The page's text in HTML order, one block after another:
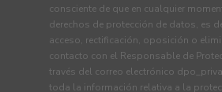
consciente de que en cualquier
derechos de protección de datos, es
acceso, rectificación, oposición o
contacto con el Responsable de
través del correo electrónico
toda la información relativa a la